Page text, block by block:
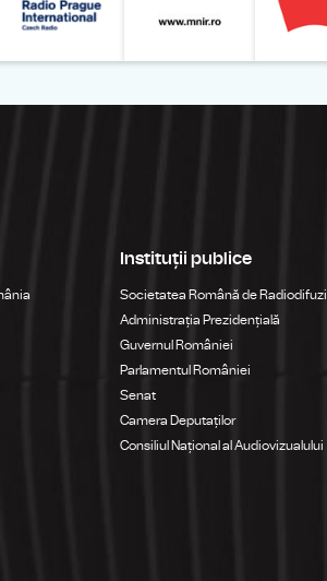
Instituții publice
Societatea Română de
Administrația Prezidențială
Guvernul României
Parlamentul României
Senat
Camera Deputaților
Consiliul Național al Audiovizualului